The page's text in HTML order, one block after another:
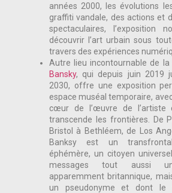
années 2000, les évolutions
graffiti vandale, des actions et
spectaculaires, l’exposition
découvrir l’art urbain sous
travers des expériences
Autre lieu incontournable de la
Bansky, qui depuis juin 2019
2030, offre une exposition
espace muséal temporaire,
cœur de l’œuvre de l’artiste
transcende les frontières. De
Bristol à Bethléem, de Los
Banksy est un
éphémère, un citoyen
messages tout aussi
apparemment britannique,
un pseudonyme et dont le